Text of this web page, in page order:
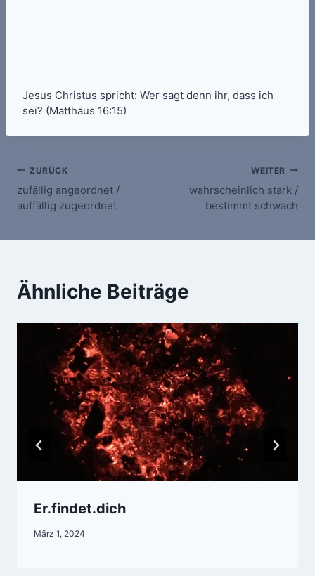
Jesus Christus spricht: Wer sagt denn ihr, dass ich
sei? (Matthäus 16:15)
Beitragsnavigation
ZURÜCK
zufällig angeordnet /
auffällig zugeordnet
WEITER
wahrscheinlich stark /
bestimmt schwach
Ähnliche Beiträge
Er.findet.dich
März 1, 2024